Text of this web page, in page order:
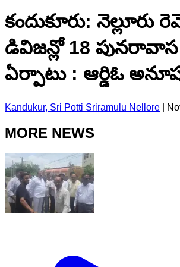
కందుకూరు: నెల్లూరు
డివిజన్లో 18 పునరావాస
ఏర్పాటు : ఆర్డిఓ
Kandukur, Sri Potti Sriramulu Nellore
MORE NEWS